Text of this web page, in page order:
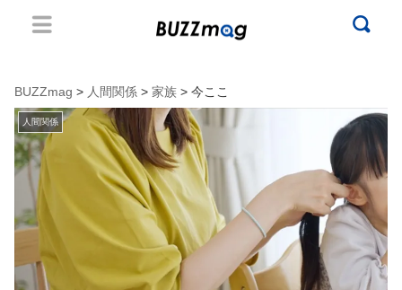
BUZZmag > 人間関係 > 家族 > 今ここ
人間関係